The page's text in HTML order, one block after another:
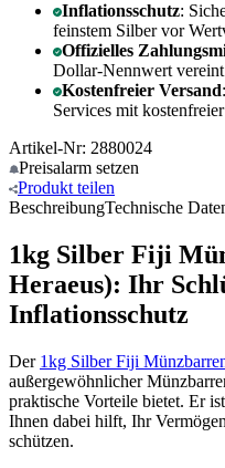
Inflationsschutz:
feinstem Silber vor
Offizielles
Dollar-Nennwert
Kostenfreier Versand
Services mit
Artikel-Nr: 2880024
Preisalarm setzen
Produkt teilen
BeschreibungTechnische
1kg Silber Fiji
Heraeus): Ihr
Inflationsschutz
Der 1kg Silber Fiji
außergewöhnlicher
praktische Vorteile bietet. Er
Ihnen dabei hilft, Ihr
schützen.